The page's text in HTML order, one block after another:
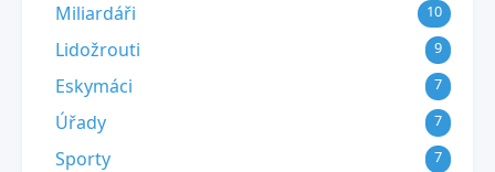
Miliardáři 10
Lidožrouti 9
Eskymáci 7
Úřady 7
Sporty 7